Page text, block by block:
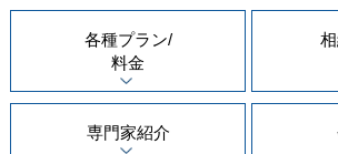
各種プラン/
料金
専門家紹介